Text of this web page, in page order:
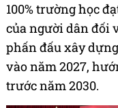
100% trường học
của người dân đối
phấn đấu xây
vào năm 2027,
trước năm 2030.